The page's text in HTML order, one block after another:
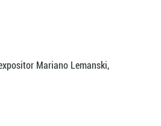
Mariano Lemanski,